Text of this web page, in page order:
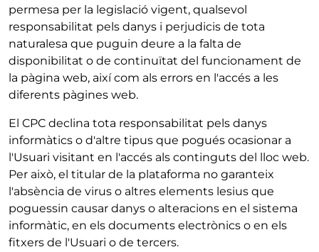
permesa per la legislació vigent, qualsevol
responsabilitat pels danys i perjudicis de tota
naturalesa que puguin deure a la falta de
disponibilitat o de continuïtat del funcionament de
la pàgina web, així com als errors en l'accés a les
diferents pàgines web.
El CPC declina tota responsabilitat pels danys
informàtics o d'altre tipus que pogués ocasionar a
l'Usuari visitant en l'accés als continguts del lloc web.
Per això, el titular de la plataforma no garanteix
l'absència de virus o altres elements lesius que
poguessin causar danys o alteracions en el sistema
informàtic, en els documents electrònics o en els
fitxers de l'Usuari o de tercers.